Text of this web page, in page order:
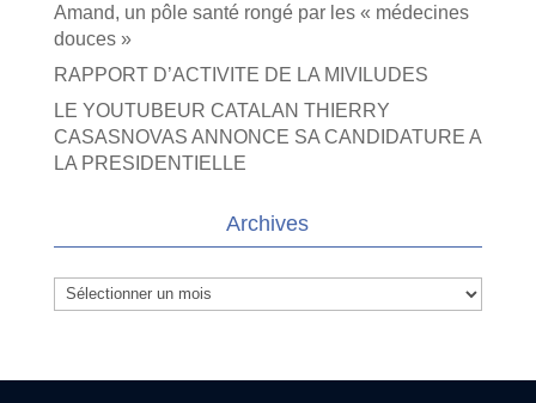
Amand, un pôle santé rongé par les « médecines
douces »
RAPPORT D’ACTIVITE DE LA MIVILUDES
LE YOUTUBEUR CATALAN THIERRY
CASASNOVAS ANNONCE SA CANDIDATURE A
LA PRESIDENTIELLE
Archives
Archives